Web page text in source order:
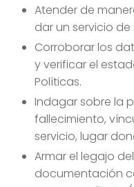
Atender de
dar un servicio de
Corroborar los
y verificar el
Políticas.
Indagar sobre la
fallecimiento,
servicio, lugar
Armar el legajo
documentación